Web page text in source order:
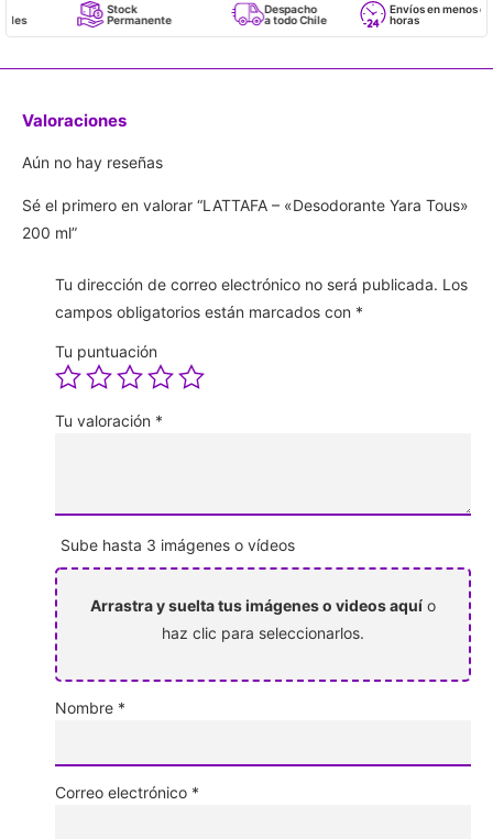
Stock
Permanente
Despacho
a todo Chile
Envíos en menos de 24
horas
Valoraciones
Aún no hay reseñas
Sé el primero en valorar “LATTAFA – «Desodorante Yara Tous»
200 ml”
Tu dirección de correo electrónico no será publicada. Los
campos obligatorios están marcados con *
Tu puntuación
Tu valoración *
Sube hasta 3 imágenes o vídeos
Arrastra y suelta tus imágenes o videos aquí o
haz clic para seleccionarlos.
Nombre *
Correo electrónico *